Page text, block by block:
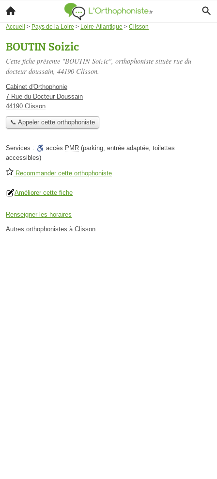
Accueil > Pays de la Loire > Loire-Atlantique > Clisson
BOUTIN Soizic
Cette fiche présente "BOUTIN Soizic", orthophoniste située rue du
docteur doussain, 44190 Clisson.
Cabinet d'Orthophonie
7 Rue du Docteur Doussain
44190 Clisson
📞 Appeler cette orthophoniste
Services : accès PMR (parking, entrée adaptée, toilettes
accessibles)
Recommander cette orthophoniste
Améliorer cette fiche
Renseigner les horaires
Autres orthophonistes à Clisson